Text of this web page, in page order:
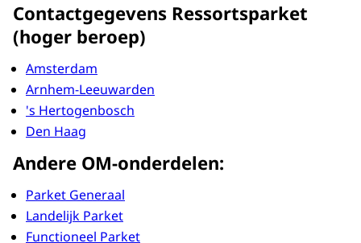
Contactgegevens Ressortsparket
(hoger beroep)
Amsterdam
Arnhem-Leeuwarden
's Hertogenbosch
Den Haag
Andere OM-onderdelen:
Parket Generaal
Landelijk Parket
Functioneel Parket